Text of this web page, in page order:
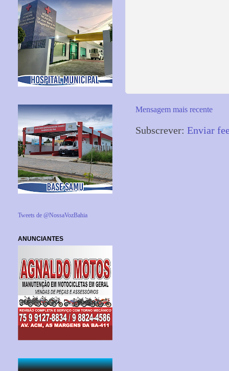
Mensagem mais recente
Subscrever: Enviar
Tweets de @NossaVozBahia
ANUNCIANTES